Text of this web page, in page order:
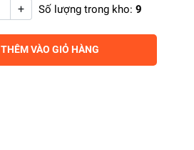
+ Số lượng trong kho: 9
THÊM VÀO GIỎ HÀNG